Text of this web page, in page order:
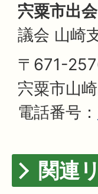
宍粟市出
議会 山崎
〒671-
宍粟市山
電話番号：
関連